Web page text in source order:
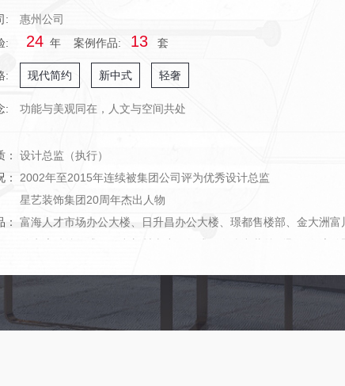
:
惠州公司
:
24 年 案例作品: 13 套
: 现代简约 新中式 轻奢
: 功能与美观同在，人文与空间共处
设计总监（执行）
2002年至2015年连续被集团公司评为优秀设计总监
星艺装饰集团20周年杰出人物
富海人才市场办公大楼、日升昌办公大楼、璟都售楼部、金大洲